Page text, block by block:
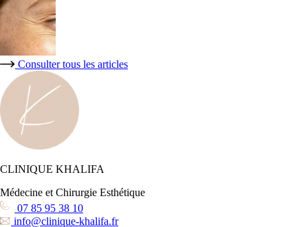
Consulter tous les articles
CLINIQUE KHALIFA
Médecine et Chirurgie Esthétique
07 85 95 38 10
info@clinique-khalifa.fr